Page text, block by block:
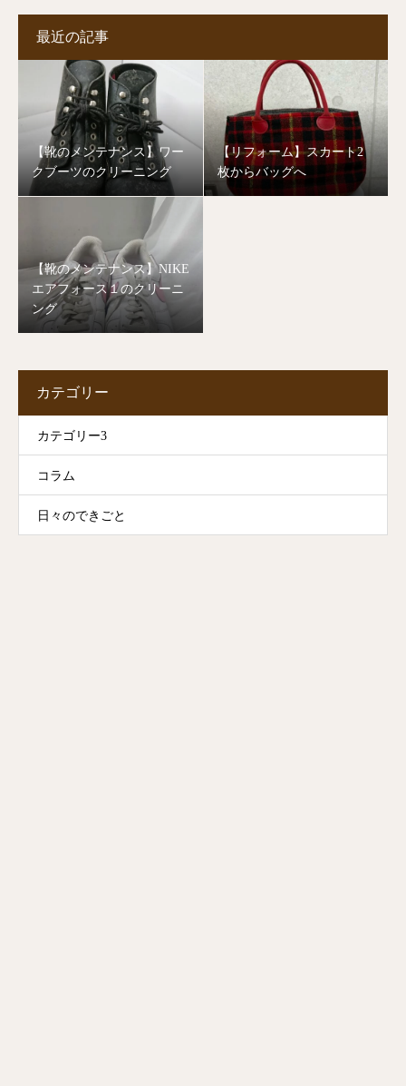
最近の記事
【靴のメンテナンス】ワー
クブーツのクリーニング
【リフォーム】スカート2
枚からバッグへ
【靴のメンテナンス】NIKE
エアフォース１のクリーニ
ング
カテゴリー
カテゴリー3
コラム
日々のできごと